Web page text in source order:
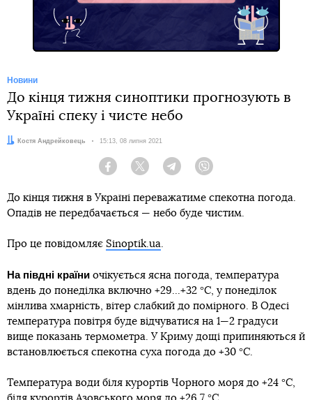
Новини
До кінця тижня синоптики прогнозують в
Україні спеку і чисте небо
Автор:Костя Андрейковець Дата:
15:13, 08 липня 2021
Facebook Twitter Telegram
До кінця тижня в Україні переважатиме спекотна погода.
Опадів не передбачається — небо буде чистим.
Про це повідомляє Sinoptik.ua.
На півдні країни очікується ясна погода, температура
вдень до понеділка включно +29...+32 °С, у понеділок
мінлива хмарність, вітер слабкий до помірного. В Одесі
температура повітря буде відчуватися на 1—2 градуси
вище показань термометра. У Криму дощі припиняються й
встановлюється спекотна суха погода до +30 °С.
Температура води біля курортів Чорного моря до +24 °С,